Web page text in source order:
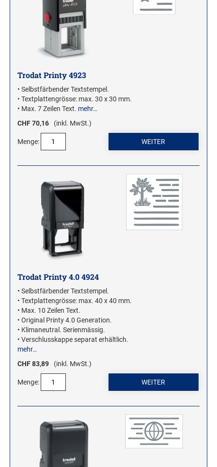
Trodat Printy 4923
• Selbstfärbender Textstempel.
• Textplattengrösse: max. 30 x 30 mm.
• Max. 7 Zeilen Text. mehr…
CHF 70,16
(inkl. MwSt.)
Menge:
Trodat Printy 4.0 4924
• Selbstfärbender Textstempel.
• Textplattengrösse: max. 40 x 40 mm.
• Max. 10 Zeilen Text.
• Original Printy 4.0 Generation.
• Klimaneutral. Serienmässig.
• Verschlusskappe separat erhältlich.
mehr…
CHF 83,89
(inkl. MwSt.)
Menge: